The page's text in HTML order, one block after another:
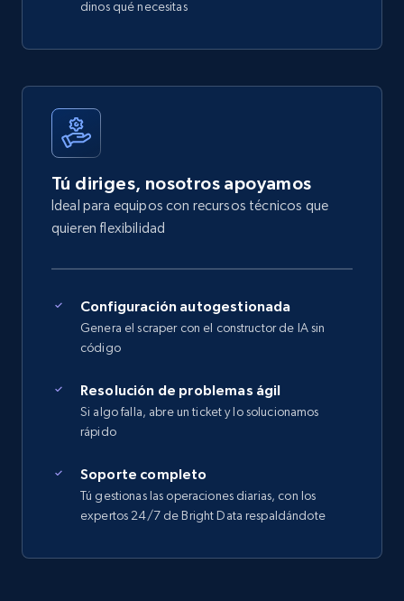
dinos qué necesitas
Tú diriges, nosotros apoyamos
Ideal para equipos con recursos técnicos que
quieren flexibilidad
Configuración autogestionada
Genera el scraper con el constructor de IA sin
código
Resolución de problemas ágil
Si algo falla, abre un ticket y lo solucionamos
rápido
Soporte completo
Tú gestionas las operaciones diarias, con los
expertos 24/7 de Bright Data respaldándote